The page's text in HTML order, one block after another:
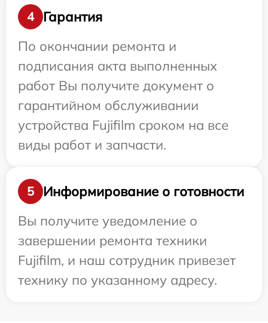
4
Гарантия
По окончании ремонта и
подписания акта выполненных
работ Вы получите документ о
гарантийном обслуживании
устройства Fujifilm сроком на все
виды работ и запчасти.
5
Информирование о готовности
Вы получите уведомление о
завершении ремонта техники
Fujifilm, и наш сотрудник привезет
технику по указанному адресу.